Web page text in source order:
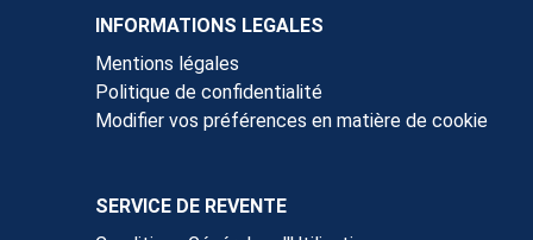
INFORMATIONS LEGALES
Mentions légales
Politique de confidentialité
Modifier vos préférences en matière de cookie
SERVICE DE REVENTE